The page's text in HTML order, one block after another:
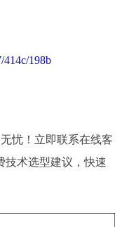
414c/198b
忧！立即联系在线客
技术选型建议，快速